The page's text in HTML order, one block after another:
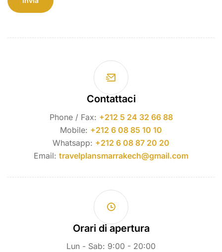
Contattaci
Phone / Fax: +212 5 24 32 66 88
Mobile: +212 6 08 85 10 10
Whatsapp: +212 6 08 87 20 20
Email: travelplansmarrakech@gmail.com
Orari di apertura
Lun - Sab: 9:00 - 20:00